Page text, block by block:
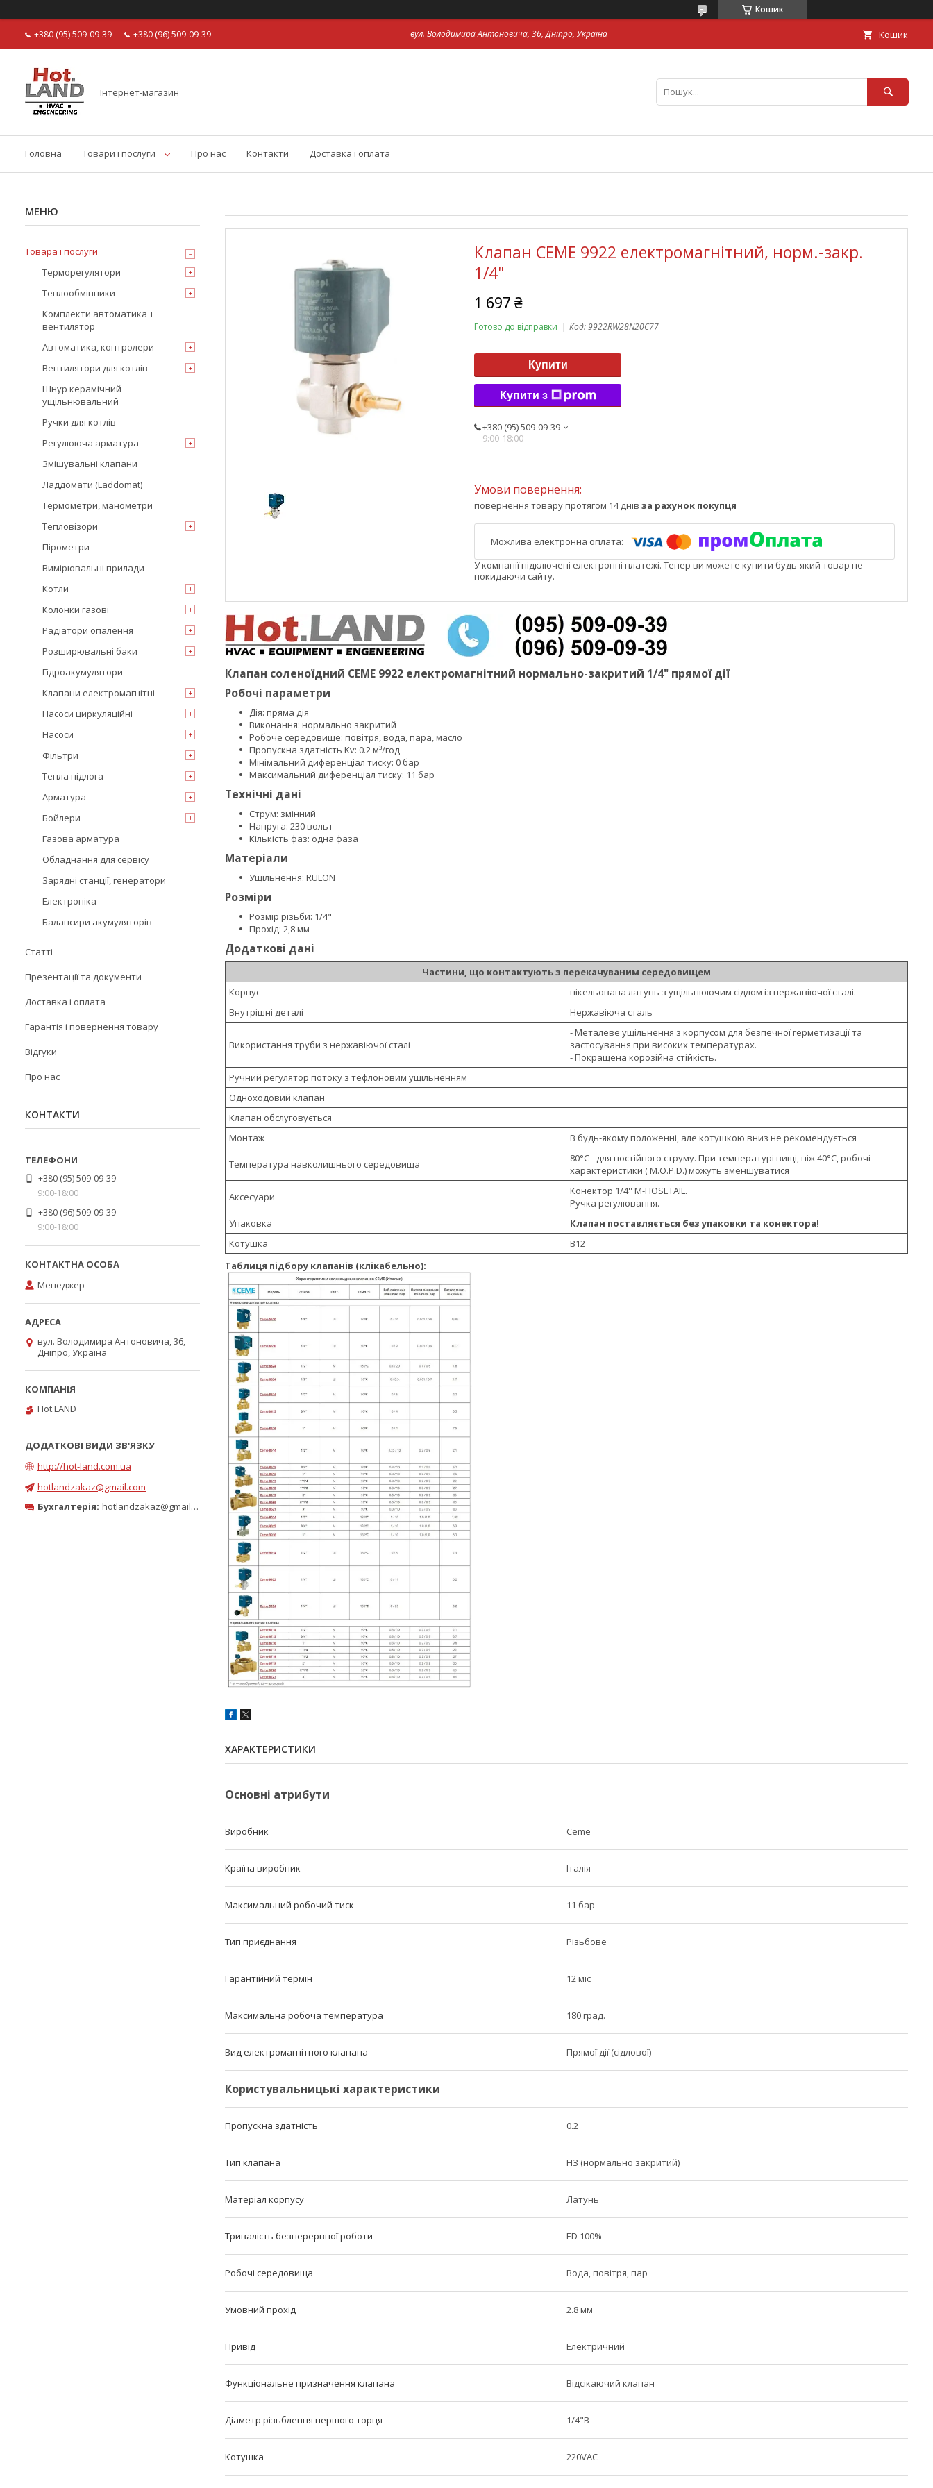
Кошик
+380 (95) 509-09-39 +380 (96) 509-09-39 вул. Володимира Антоновича, 36, Дніпро, Україна Кошик
Інтернет-магазин
Головна Товари і послуги Про нас Контакти Доставка і оплата
Клапан CEME 9922 електромагнітний, норм.-закр.
1/4"
1 697 ₴
Готово до відправки Код:9922RW28N20C77
Купити
Купити з
+380 (95) 509-09-39
9:00-18:00
повернення товару протягом 14 днів за рахунок покупця
У компанії підключені електронні платежі. Тепер ви можете купити будь-який товар не
покидаючи сайту.
Клапан соленоїдний CEME 9922 електромагнітний нормально-закритий 1/4" прямої дії
Робочі параметри
Дія: пряма дія
Виконання: нормально закритий
Робоче середовище: повітря, вода, пара, масло
Пропускна здатність Kv: 0.2 м³/год
Мінімальний диференціал тиску: 0 бар
Максимальний диференціал тиску: 11 бар
Технічні дані
Струм: змінний
Напруга: 230 вольт
Кількість фаз: одна фаза
Матеріали
Ущільнення: RULON
Розміри
Розмір різьби: 1/4"
Прохід: 2,8 мм
Додаткові дані
Частини, що контактують з перекачуваним середовищем
Корпус
нікельована латунь з ущільнюючим сідлом із нержавіючої сталі.
Внутрішні деталі
Нержавіюча сталь
Використання труби з нержавіючої сталі
- Металеве ущільнення з корпусом для безпечної герметизації та
застосування при високих температурах.
- Покращена корозійна стійкість.
Ручний регулятор потоку з тефлоновим ущільненням
Одноходовий клапан
Клапан обслуговується
Монтаж
В будь-якому положенні, але котушкою вниз не рекомендується
Температура навколишнього середовища
80°C - для постійного струму. При температурі вищі, ніж 40°С, робочі
характеристики ( M.O.P.D.) можуть зменшуватися
Аксесуари
Конектор 1/4'' M-HOSETAIL.
Ручка регулювання.
Упаковка
Клапан поставляється без упаковки та конектора!
Котушка
В12
Таблиця підбору клапанів (клікабельно):
ХАРАКТЕРИСТИКИ
Основні атрибути
Виробник Ceme
Країна виробник Італія
Максимальний робочий тиск 11 бар
Тип приєднання Різьбове
Гарантійний термін 12 міс
Максимальна робоча температура 180 град.
Вид електромагнітного клапана Прямої дії (сідлової)
Користувальницькі характеристики
Пропускна здатність 0.2
Тип клапана НЗ (нормально закритий)
Матеріал корпусу Латунь
Тривалість безперервної роботи ED 100%
Робочі середовища Вода, повітря, пар
Умовний прохід 2.8 мм
Привід Електричний
Функціональне призначення клапана Відсікаючий клапан
Діаметр різьблення першого торця 1/4"В
Котушка 220VAC
Товара і послуги
Терморегулятори
Теплообмінники
Комплекти автоматика +
вентилятор
Автоматика, контролери
Вентилятори для котлів
Шнур керамічний
ущільнювальний
Ручки для котлів
Регулююча арматура
Змішувальні клапани
Ладдомати (Laddomat)
Термометри, манометри
Тепловізори
Пірометри
Вимірювальні прилади
Котли
Колонки газові
Радіатори опалення
Розширювальні баки
Гідроакумулятори
Клапани електромагнітні
Насоси циркуляційні
Насоси
Фільтри
Тепла підлога
Арматура
Бойлери
Газова арматура
Обладнання для сервісу
Зарядні станції, генератори
Електроніка
Балансири акумуляторів
Статті
Презентації та документи
Доставка і оплата
Гарантія і повернення товару
Відгуки
Про нас
КОНТАКТИ
+380 (95) 509-09-39
9:00-18:00
+380 (96) 509-09-39
9:00-18:00
Менеджер
вул. Володимира Антоновича, 36,
Дніпро, Україна
Hot.LAND
http://hot-land.com.ua
hotlandzakaz@gmail.com
Бухгалтерія: hotlandzakaz@gmail.com